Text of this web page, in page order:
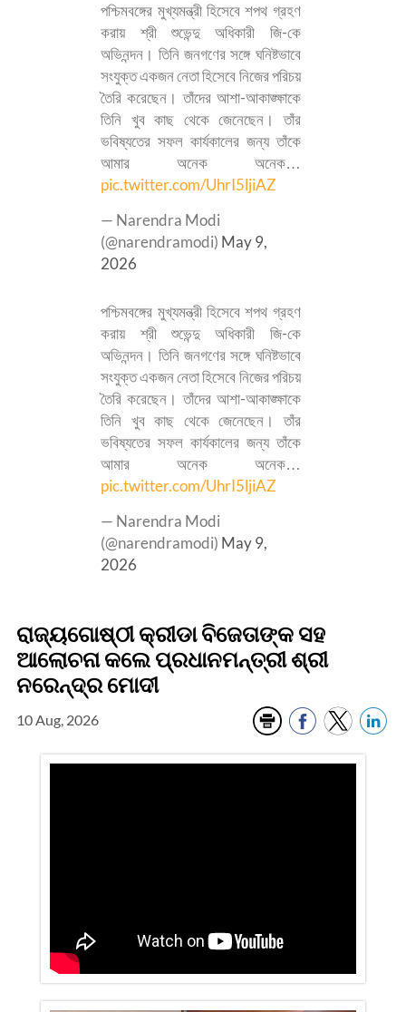
পশ্চিমবঙ্গের মুখ্যমন্ত্রী হিসেবে শপথ গ্রহণ
করায় শ্রী শুভেন্দু অধিকারী জি-কে
অভিনন্দন। তিনি জনগণের সঙ্গে ঘনিষ্টভাবে
সংযুক্ত একজন নেতা হিসেবে নিজের পরিচয়
তৈরি করেছেন। তাঁদের আশা-আকাঙ্ক্ষাকে
তিনি খুব কাছ থেকে জেনেছেন। তাঁর
ভবিষ্যতের সফল কার্যকালের জন্য তাঁকে
আমার অনেক অনেক…
pic.twitter.com/UhrI5ljiAZ
— Narendra Modi
(@narendramodi) May 9,
2026
পশ্চিমবঙ্গের মুখ্যমন্ত্রী হিসেবে শপথ গ্রহণ
করায় শ্রী শুভেন্দু অধিকারী জি-কে
অভিনন্দন। তিনি জনগণের সঙ্গে ঘনিষ্টভাবে
সংযুক্ত একজন নেতা হিসেবে নিজের পরিচয়
তৈরি করেছেন। তাঁদের আশা-আকাঙ্ক্ষাকে
তিনি খুব কাছ থেকে জেনেছেন। তাঁর
ভবিষ্যতের সফল কার্যকালের জন্য তাঁকে
আমার অনেক অনেক…
pic.twitter.com/UhrI5ljiAZ
— Narendra Modi
(@narendramodi) May 9,
2026
ରାଜ୍ୟଗୋଷ୍ଠୀ କ୍ରୀଡା ବିଜେତାଙ୍କ ସହ
ଆଲୋଚନା କଲେ ପ୍ରଧାନମନ୍ତ୍ରୀ ଶ୍ରୀ
ନରେନ୍ଦ୍ର ମୋଦୀ
10 Aug, 2026